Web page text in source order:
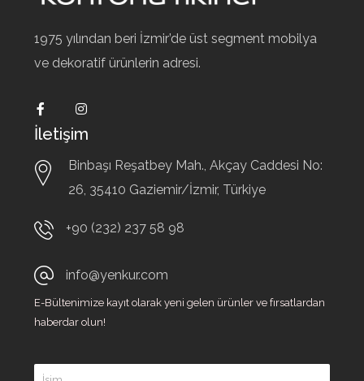
1975 yılından beri İzmir’de üst segment mobilya
ve dekoratif ürünlerin adresi.
İletişim
Binbaşı Reşatbey Mah., Akçay Caddesi No:
26, 35410 Gaziemir/İzmir, Türkiye
+90 (232) 237 58 98
info@yenkur.com
E-Bültenimize kayıt olarak yeni gelen ürünler ve fırsatlardan
haberdar olun!